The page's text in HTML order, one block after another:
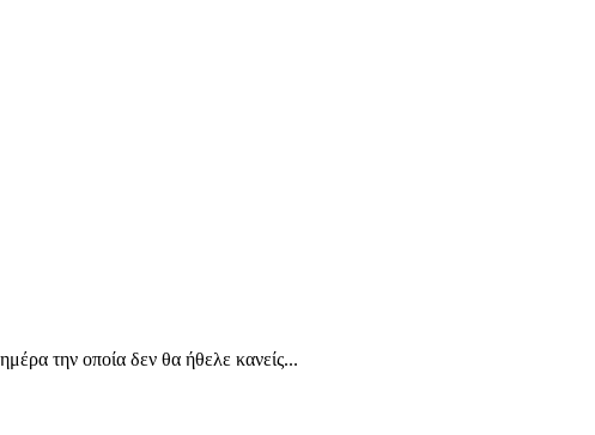
την οποία δεν θα ήθελε κανείς...